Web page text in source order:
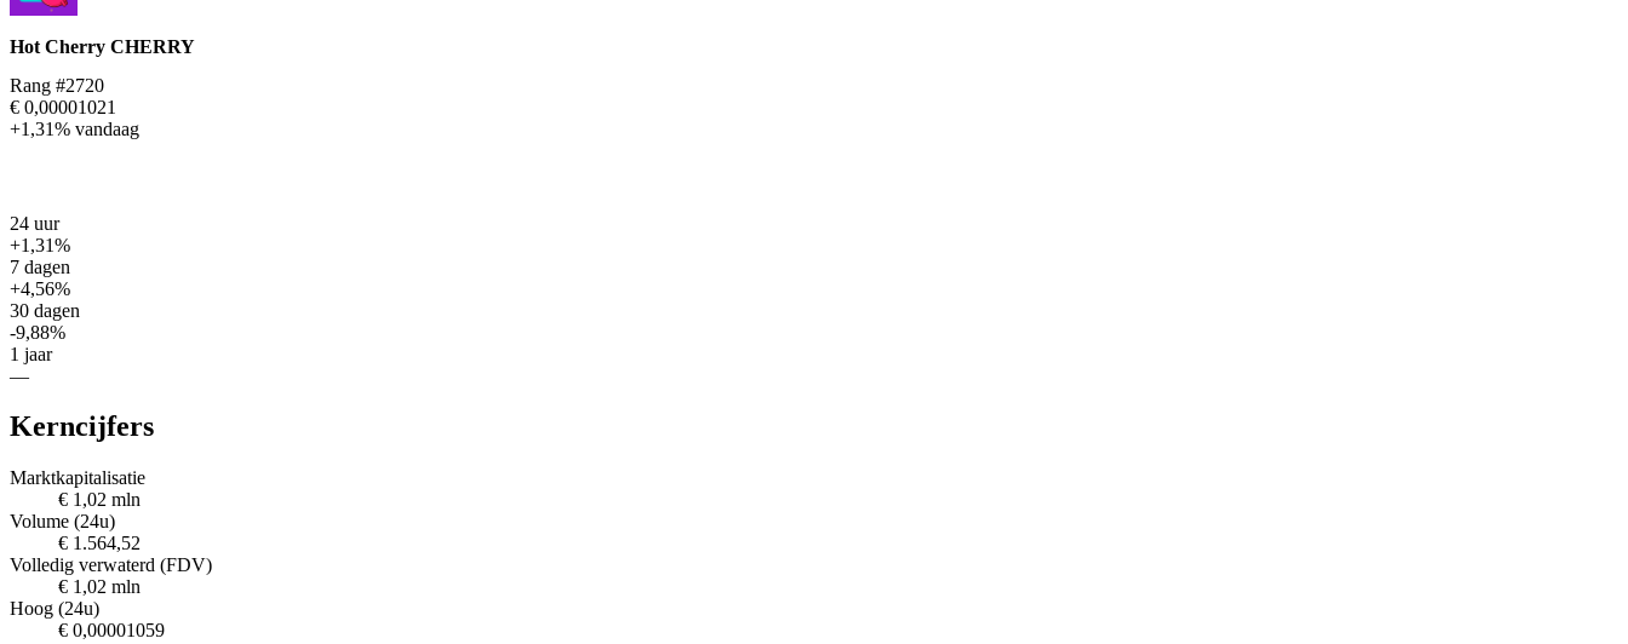
Hot Cherry CHERRY
Rang #2720
€ 0,00001021
+1,31% vandaag
24 uur
+1,31%
7 dagen
+4,56%
30 dagen
-9,88%
1 jaar
—
Kerncijfers
Marktkapitalisatie
€ 1,02 mln
Volume (24u)
€ 1.564,52
Volledig verwaterd (FDV)
€ 1,02 mln
Hoog (24u)
€ 0,00001059